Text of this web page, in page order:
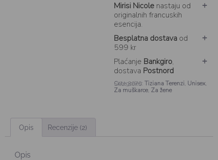
Mirisi Nicole nastaju od
originalnih francuskih
esencija.
Besplatna dostava od
599 kr
Plaćanje Bankgiro,
dostava Postnord
SKU: 3070
Categories: Tiziana Terenzi, Unisex,
Za muškarce, Za žene
Opis Recenzije (2)
Opis